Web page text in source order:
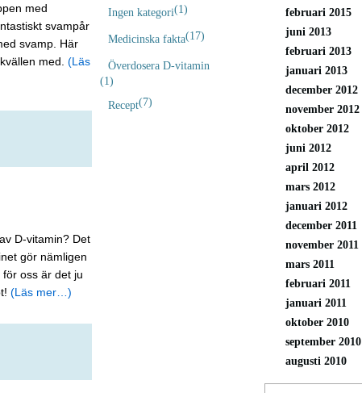
med
svampår
svamp. Här
med. (Läs
D-vitamin? Det
gör nämligen
oss är det ju
(Läs mer…)
Ingen kategori(1)
Medicinska fakta(17)
Överdosera D-vitamin
(1)
Recept(7)
februari 2015
juni 2013
februari 2013
januari 2013
december 2012
november 2012
oktober 2012
juni 2012
april 2012
mars 2012
januari 2012
december 2011
november 2011
mars 2011
februari 2011
januari 2011
oktober 2010
september 2010
augusti 2010